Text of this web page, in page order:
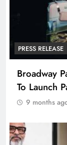
PRESS RELEASE
Broadway
To Launch
9 months